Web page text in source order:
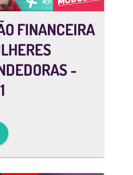
FINANCEIRA
-